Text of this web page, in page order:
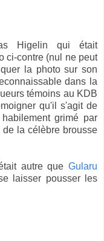
Higelin qui était
ci-contre (nul ne peut
la photo sur son
dans la
témoins au KDB
qu'il s'agit de
grimé par
de la célèbre brousse
autre que Gularu
laisser pousser les